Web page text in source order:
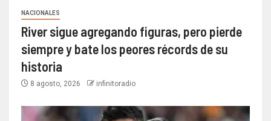
NACIONALES
River sigue agregando figuras, pero pierde
siempre y bate los peores récords de su
historia
8 agosto, 2026 infinitoradio